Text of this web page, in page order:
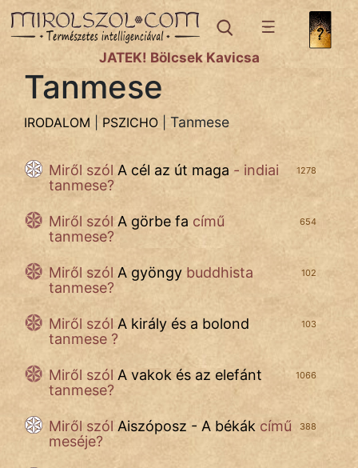
IRODALOMtémák:
Történetek
Dráma
Költemény
Házi
Komédia
Kötelező
Mese
Mitológia
JÁTÉK! Bölcsek Kavicsa
Tanmese
IRODALOM PSZICHO Tanmese
1278
Miről szól A cél az út maga - indiai
tanmese?
654
Miről szól A görbe fa című
tanmese?
102
Miről szól A gyöngy buddhista
tanmese?
103
Miről szól A király és a bolond
tanmese ?
1066
Miről szól A vakok és az elefánt
tanmese?
388
Miről szól Aiszóposz - A békák című
meséje?